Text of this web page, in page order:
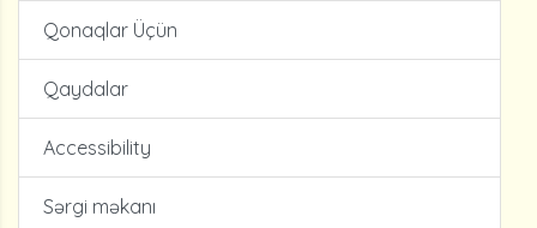
Qonaqlar Üçün
Qaydalar
Accessibility
Sərgi məkanı